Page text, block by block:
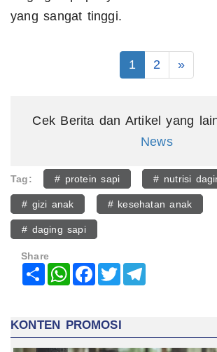
yang sangat tinggi.
1 2 »
Cek Berita dan Artikel yang
News
Tag: # protein sapi # nutrisi
# gizi anak # kesehatan anak
# daging sapi
Share
Share WhatsAppFacebook
Twitter